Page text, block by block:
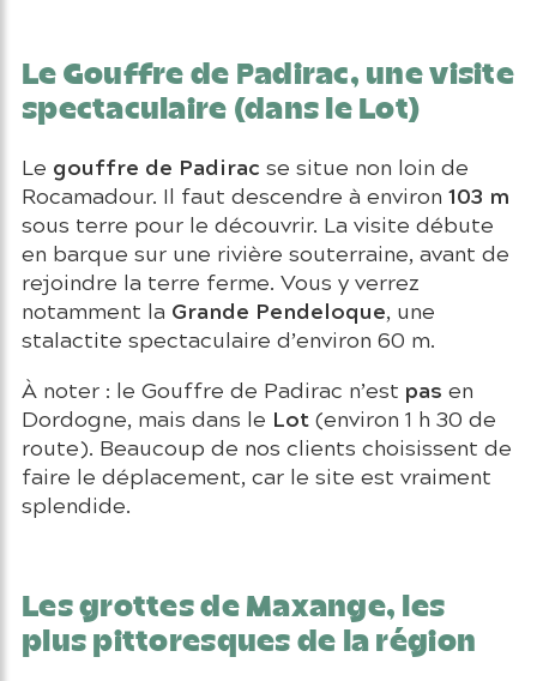
Le Gouffre de Padirac, une visite
spectaculaire (dans le Lot)
Le gouffre de Padirac se situe non loin de
Rocamadour. Il faut descendre à environ 103 m
sous terre pour le découvrir. La visite débute
en barque sur une rivière souterraine, avant de
rejoindre la terre ferme. Vous y verrez
notamment la Grande Pendeloque, une
stalactite spectaculaire d’environ 60 m.
À noter : le Gouffre de Padirac n’est pas en
Dordogne, mais dans le Lot(environ 1 h 30 de
route). Beaucoup de nos clients choisissent de
faire le déplacement, car le site est vraiment
splendide.
Les grottes de Maxange, les
plus pittoresques de la région